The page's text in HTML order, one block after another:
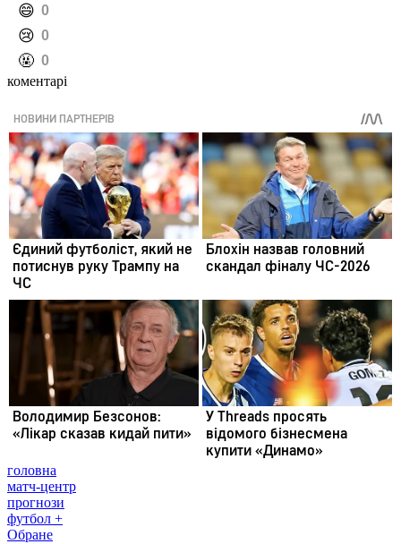
️😄 0
️😢 0
️🤬 0
коментарі
головна
матч-центр
прогнози
футбол +
Обране